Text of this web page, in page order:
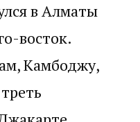
в Алматы
восток.
Камбоджу,